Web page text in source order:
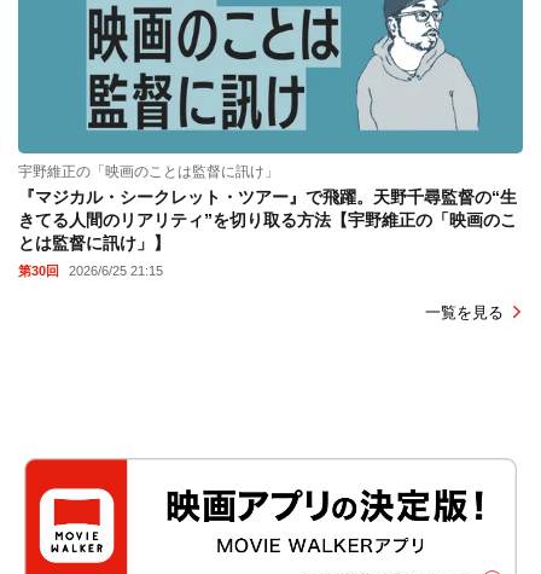
宇野維正の「映画のことは監督に訊け」
『マジカル・シークレット・ツアー』で飛躍。天野千尋監督の“生
きてる人間のリアリティ”を切り取る方法【宇野維正の「映画のこ
とは監督に訊け」】
第30回 2026/6/25 21:15
一覧を見る